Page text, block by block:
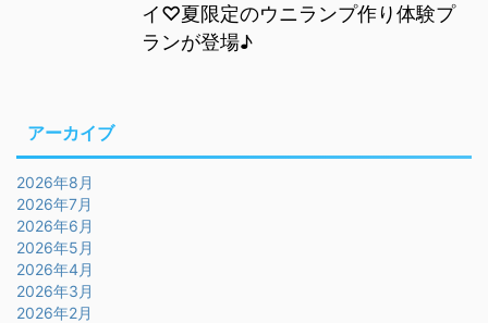
イ♡夏限定のウニランプ作り体験プ
ランが登場♪
アーカイブ
2026年8月
2026年7月
2026年6月
2026年5月
2026年4月
2026年3月
2026年2月